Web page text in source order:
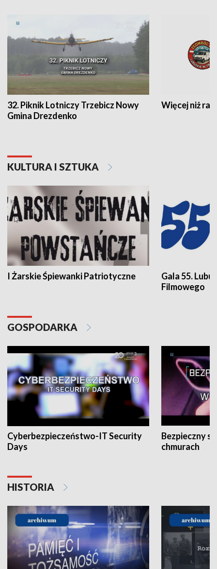
32. Piknik Lotniczy Trzebicz Nowy
Gmina Drezdenko
Więcej niż rajd
KULTURA I SZTUKA
I Żarskie Śpiewanki Patriotyczne
Gala 55.
Filmowego
GOSPODARKA
Cyberbezpieczeństwo-IT Security
Days
Bezpieczny
chmurach
HISTORIA